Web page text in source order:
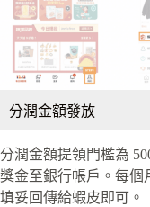
分潤金額發放
分潤金額提領門檻為
獎金至銀行帳戶。每個
填妥回傳給蝦皮即可。